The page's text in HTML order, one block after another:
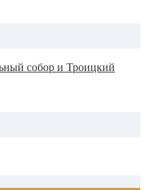
собор и Троицкий